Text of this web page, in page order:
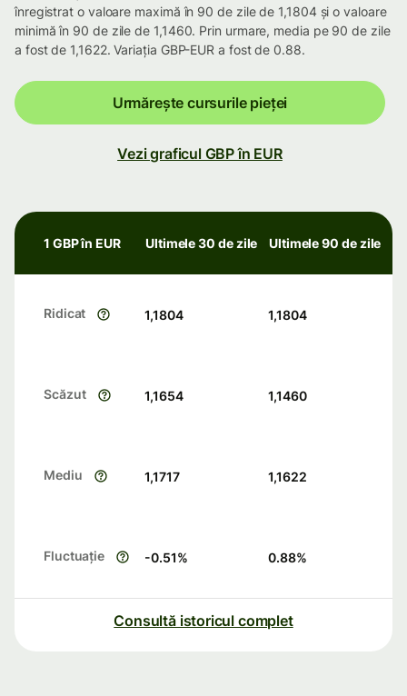
înregistrat o valoare maximă în 90 de zile de 1,1804 și o valoare
minimă în 90 de zile de 1,1460. Prin urmare, media pe 90 de zile
a fost de 1,1622. Variația GBP-EUR a fost de 0.88.
Urmărește cursurile pieței
Vezi graficul GBP în EUR
1 GBP în EUR Ultimele 30 de zile Ultimele 90 de zile
Ridicat 1,1804 1,1804
Scăzut 1,1654 1,1460
Mediu 1,1717 1,1622
Fluctuație -0.51% 0.88%
Consultă istoricul complet